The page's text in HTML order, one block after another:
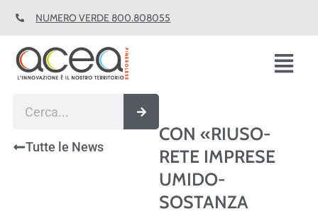
NUMERO VERDE 800.808055
Tutte le News
CON «RIUSO-
RETE IMPRESE
UMIDO-
SOSTANZA